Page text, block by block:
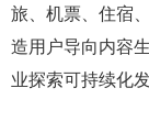
旅、机票、住宿
造用户导向内容
业探索可持续化发